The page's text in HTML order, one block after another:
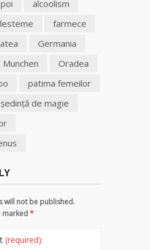
alcoolism
farmece
Germania
Munchen
Oradea
patima femeilor
şedinţă de magie
will not be published.
marked*
(required):